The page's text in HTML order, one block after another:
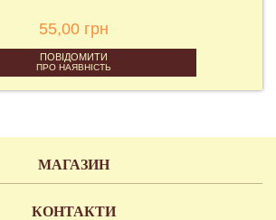
55,00 грн
ПОВІДОМИТИ
ПРО НАЯВНІСТЬ
МАГАЗИН
КОНТАКТИ